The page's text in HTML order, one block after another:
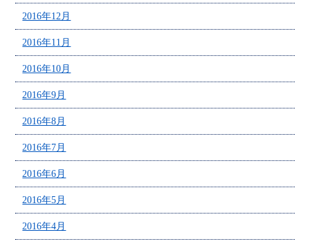
2016年12月
2016年11月
2016年10月
2016年9月
2016年8月
2016年7月
2016年6月
2016年5月
2016年4月